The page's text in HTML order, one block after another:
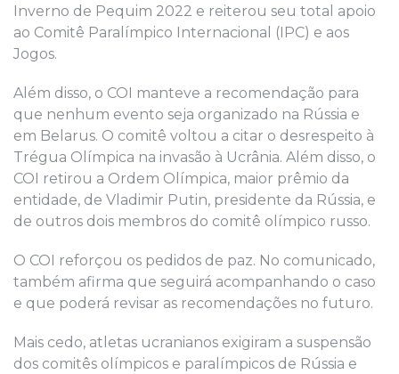
Inverno de Pequim 2022 e reiterou seu total apoio
ao Comitê Paralímpico Internacional (IPC) e aos
Jogos.
Além disso, o COI manteve a recomendação para
que nenhum evento seja organizado na Rússia e
em Belarus. O comitê voltou a citar o desrespeito à
Trégua Olímpica na invasão à Ucrânia. Além disso, o
COI retirou a Ordem Olímpica, maior prêmio da
entidade, de Vladimir Putin, presidente da Rússia, e
de outros dois membros do comitê olímpico russo.
O COI reforçou os pedidos de paz. No comunicado,
também afirma que seguirá acompanhando o caso
e que poderá revisar as recomendações no futuro.
Mais cedo, atletas ucranianos exigiram a suspensão
dos comitês olímpicos e paralímpicos de Rússia e